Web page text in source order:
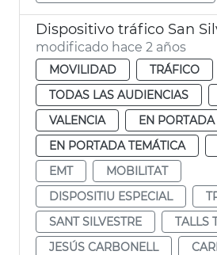
Dispositivo tráfico San
modificado hace 2 años
MOVILIDAD
TRÁFICO
TODAS LAS AUDIENCIAS
VALENCIA
EN PORTADA
EN PORTADA TEMÁTICA
EMT
MOBILITAT
DISPOSITIU ESPECIAL
SANT SILVESTRE
TALLS
JESÚS CARBONELL